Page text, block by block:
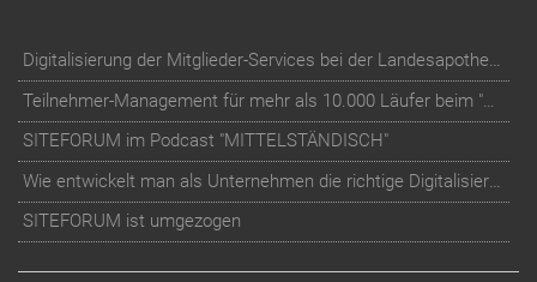
Digitalisierung der Mitglieder-Services bei der Landesapothekerkammer Baden-Württemberg
Teilnehmer-Management für mehr als 10.000 Läufer beim "RUN Thüringer Unternehmenslauf"
SITEFORUM im Podcast "MITTELSTÄNDISCH"
Wie entwickelt man als Unternehmen die richtige Digitalisierungs-Strategie?
SITEFORUM ist umgezogen